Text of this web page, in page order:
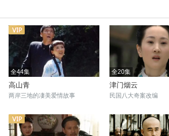
全44集
高山青
两岸三地的凄美爱情故事
全20集
津门烟云
民国八大奇案改编